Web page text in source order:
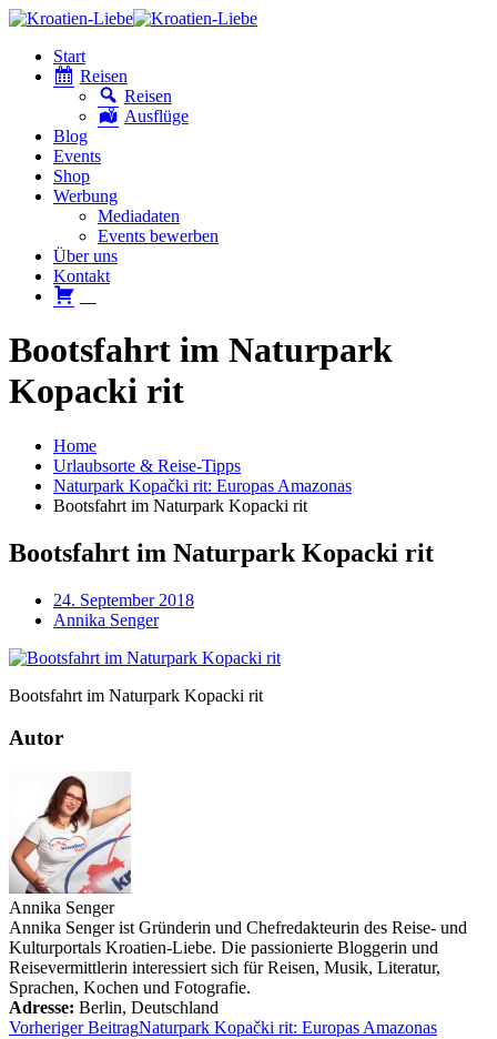
Start
Reisen
Reisen
Ausflüge
Blog
Events
Shop
Werbung
Mediadaten
Events bewerben
Über uns
Kontakt
Bootsfahrt im Naturpark
Kopacki rit
Home
Urlaubsorte & Reise-Tipps
Naturpark Kopački rit: Europas Amazonas
Bootsfahrt im Naturpark Kopacki rit
Bootsfahrt im Naturpark Kopacki rit
24. September 2018
Annika Senger
Bootsfahrt im Naturpark Kopacki rit
Autor
Annika Senger
Annika Senger ist Gründerin und Chefredakteurin des Reise- und
Kulturportals Kroatien-Liebe. Die passionierte Bloggerin und
Reisevermittlerin interessiert sich für Reisen, Musik, Literatur,
Sprachen, Kochen und Fotografie.
Adresse: Berlin, Deutschland
Vorheriger BeitragNaturpark Kopački rit: Europas Amazonas